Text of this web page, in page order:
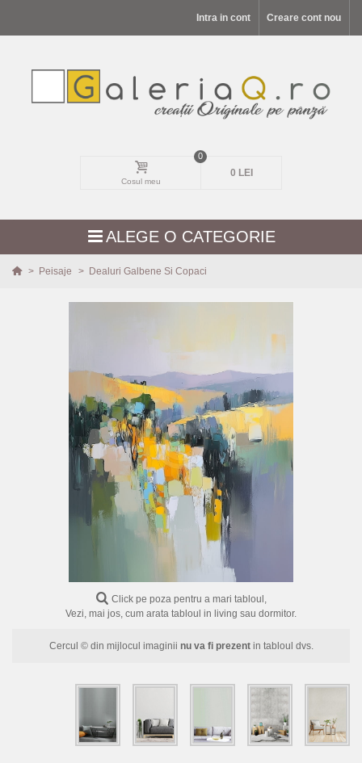
Intra in cont Creare cont nou
Cosul meu
0
0 LEI
ALEGE O CATEGORIE
> Peisaje > Dealuri Galbene Si Copaci
Click pe poza pentru a mari tabloul,
Vezi, mai jos, cum arata tabloul in living sau dormitor.
Cercul © din mijlocul imaginii nu va fi prezentin tabloul dvs.